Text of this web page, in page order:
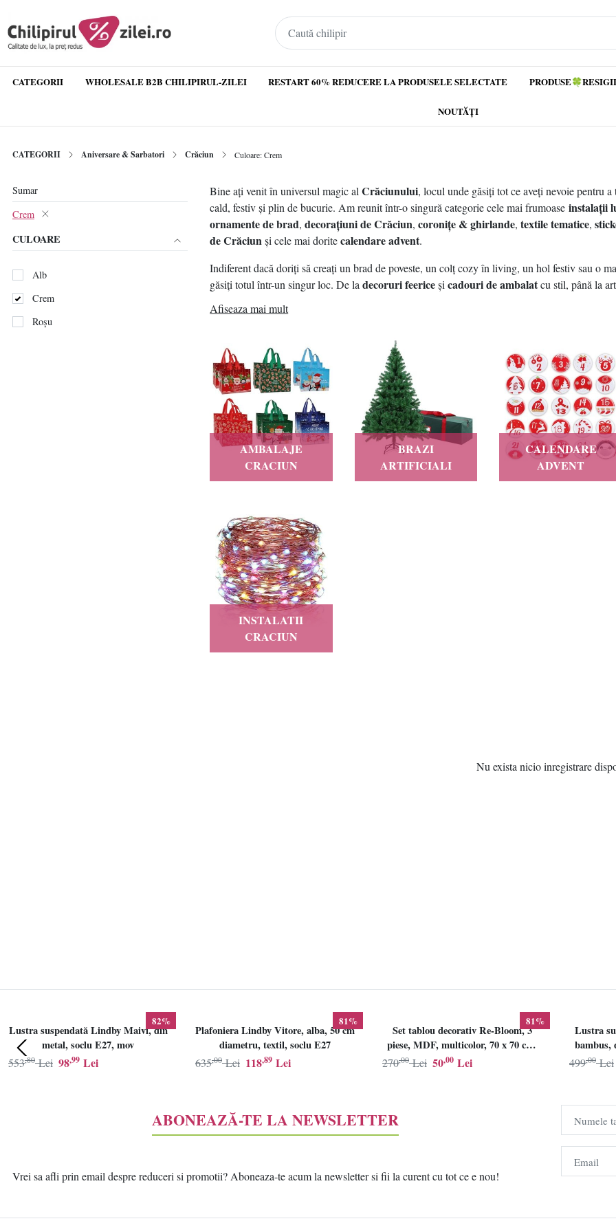
CATEGORII WHOLESALE B2B CHILIPIRUL-ZILEI RESTART 60% REDUCERE LA PRODUSELE SELECTATE
NOUTĂȚI
CATEGORII Aniversare & Sarbatori Crăciun Culoare: Crem
Sumar
Crem
CULOARE
Alb
Crem
Roșu
Bine ați venit în universul magic alCrăciunului, locul unde găsiți tot ce aveți nevoie pentru a
cald, festiv și plin de bucurie. Am reunit într-o singură categorie cele mai frumoaseinstalații
ornamente de brad,decorațiuni de Crăciun,coronițe & ghirlande,textile tematice,
de Crăciunși cele mai doritecalendare advent.
Indiferent dacă doriți să creați un brad de poveste, un colț cozy în living, un hol festiv sau o
găsiți totul într-un singur loc. De ladecoruri feericeșicadouri de ambalatcu stil, până la
sau tradiții. Împreună, transformăm fiecare casă într-un loc plin de magie, exact așa cum ne
cald și memorabil.
Afiseaza mai mult
AMBALAJE
CRACIUN
BRAZI
ARTIFICIALI
CALENDARE
ADVENT
INSTALATII
CRACIUN
Nu exista nicio inregistrare
82%
Lustra suspendată Lindby Maivi, din
metal, soclu E27, mov
98,99 Lei
553,80 Lei
81%
Plafoniera Lindby Vitore, alba, 50 cm
diametru, textil, soclu E27
118,89 Lei
635,00 Lei
81%
Set tablou decorativ Re-Bloom, 3
piese, MDF, multicolor, 70 x 70 cm,
Resigilat, Grad B
50,00 Lei
270,00 Lei
Lustra
bambus,
499,00 Lei
ABONEAZĂ-TE LA NEWSLETTER
Vrei sa afli prin email despre reduceri si promotii? Aboneaza-te acum la newsletter si fii la curent cu tot ce e nou!
Numele
Email